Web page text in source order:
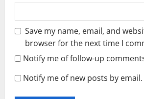
Save my name, email, and
browser for the next time I
Notify me of follow-up
Notify me of new posts by email.